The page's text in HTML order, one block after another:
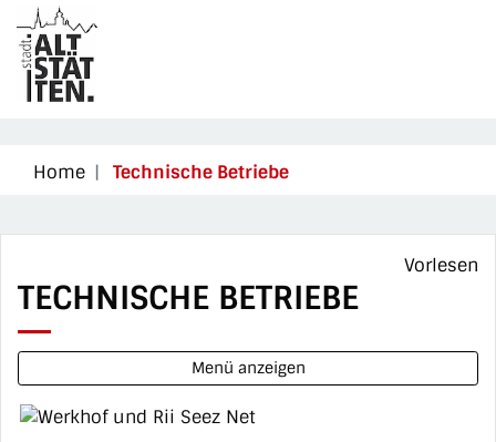
Altstätten
Home Technische Betriebe(ausgewählt)
Vorlesen
TECHNISCHE BETRIEBE
Menü anzeigen